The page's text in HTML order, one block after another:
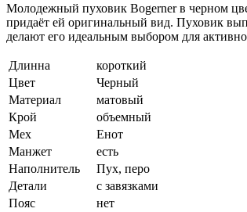
Молодежный пуховик Bogerner в черном
придаёт ей оригинальный вид. Пуховик
делают его идеальным выбором для
Длинна
короткий
Цвет
Черный
Материал
матовый
Крой
объемный
Мех
Енот
Манжет
есть
Наполнитель
Пух, перо
Детали
с завязками
Пояс
нет